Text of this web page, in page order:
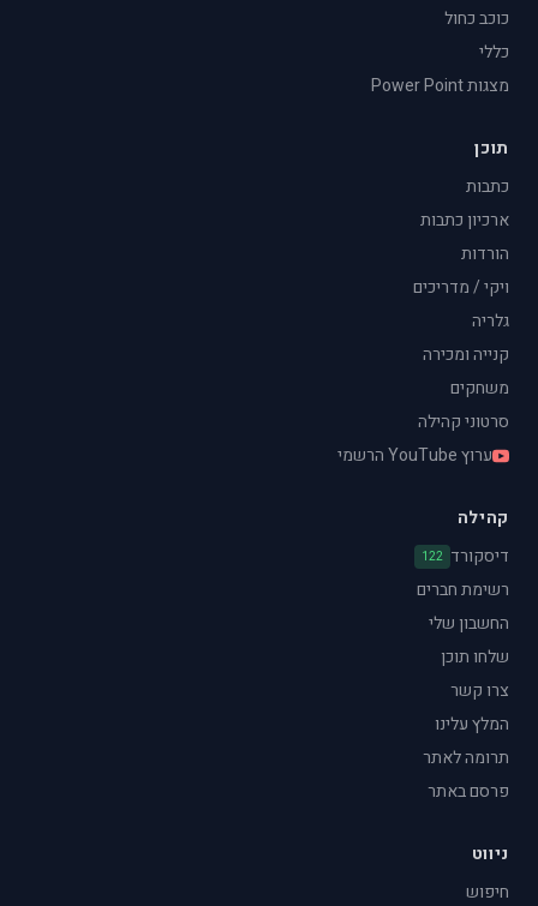
כוכב כחול
כללי
מצגות Power Point
תוכן
כתבות
ארכיון כתבות
הורדות
ויקי / מדריכים
גלריה
קנייה ומכירה
משחקים
סרטוני קהילה
ערוץ YouTube הרשמי
קהילה
דיסקורד 122
רשימת חברים
החשבון שלי
שלחו תוכן
צרו קשר
המלץ עלינו
תרומה לאתר
פרסם באתר
ניווט
חיפוש